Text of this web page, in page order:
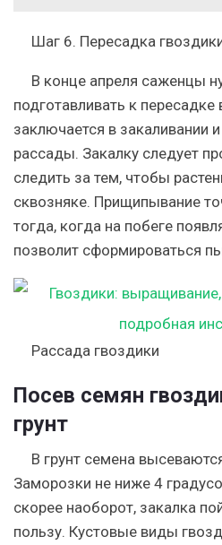
Шаг 6. Пересадка
В конце апреля саженцы
подготавливать к пересадке
заключается в закаливании
рассады. Закалку следует
следить за тем, чтобы
сквозняке. Прищипывание
тогда, когда на побеге
позволит сформироваться
Рассада гвоздики
Посев семян
грунт
В грунт семена
Заморозки не ниже 4
скорее наоборот, закалка
пользу. Кустовые виды